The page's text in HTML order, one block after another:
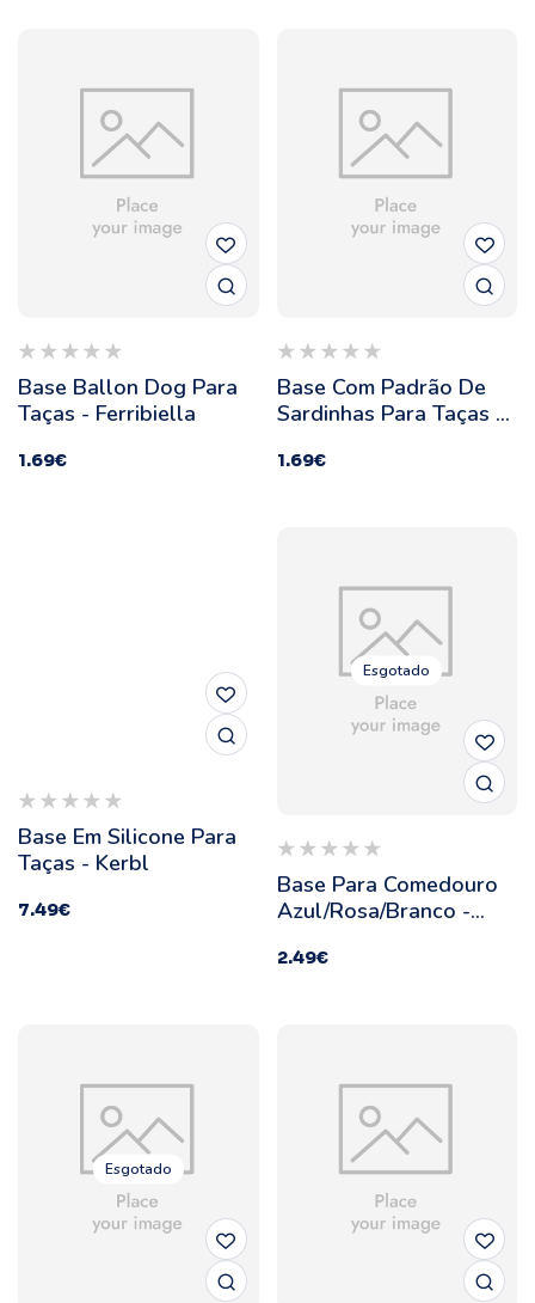
Base Ballon Dog Para
Taças - Ferribiella
1.69€
Base Com Padrão De
Sardinhas Para Taças -
1.69€
Base Em Silicone Para
Taças - Kerbl
7.49€
Esgotado
Base Para Comedouro
Azul/Rosa/Branco -
2.49€
Esgotado